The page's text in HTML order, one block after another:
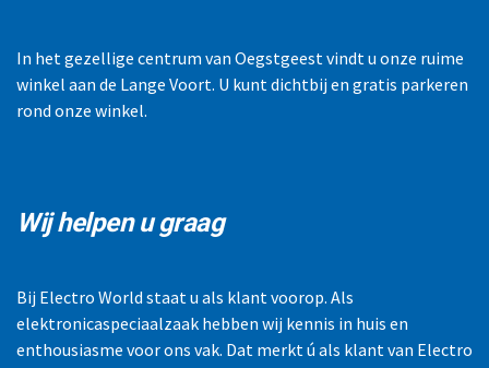
In het gezellige centrum van Oegstgeest vindt u onze ruime
winkel aan de Lange Voort. U kunt dichtbij en gratis parkeren
rond onze winkel.
Wij helpen u graag
Bij Electro World staat u als klant voorop. Als
elektronicaspeciaalzaak hebben wij kennis in huis en
enthousiasme voor ons vak. Dat merkt ú als klant van Electro